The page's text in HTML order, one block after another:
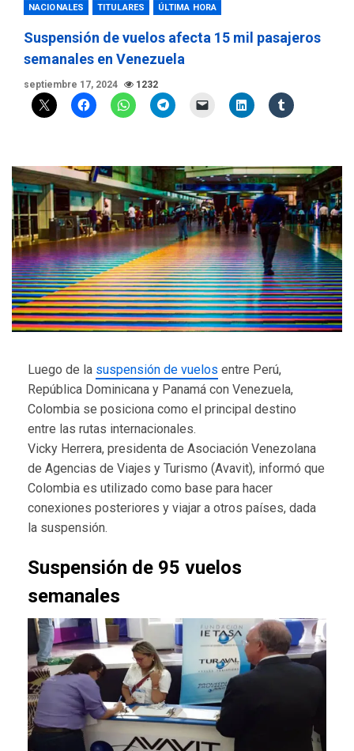
NACIONALES TITULARES ÚLTIMA HORA
Suspensión de vuelos afecta 15 mil pasajeros
semanales en Venezuela
septiembre 17, 2024 1232
Luego de la suspensión de vuelos entre Perú,
República Dominicana y Panamá con Venezuela,
Colombia se posiciona como el principal destino
entre las rutas internacionales.
Vicky Herrera, presidenta de Asociación Venezolana
de Agencias de Viajes y Turismo (Avavit), informó que
Colombia es utilizado como base para hacer
conexiones posteriores y viajar a otros países, dada
la suspensión.
Suspensión de 95 vuelos
semanales